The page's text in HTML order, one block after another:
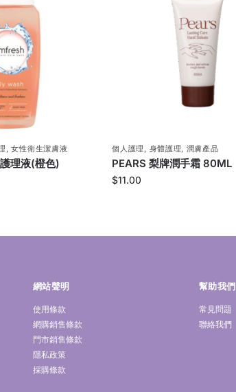
,女性衛生潔膚液
理液(橙色)
個人護理 身體護理 潤膚產品
PEARS 梨牌潤手霜 80ML
$11.00
網站聲明
使用條款
網購銷售條款
門市銷售條款
隱私政策
採購條款
幫助我們
常見問題
聯絡我們